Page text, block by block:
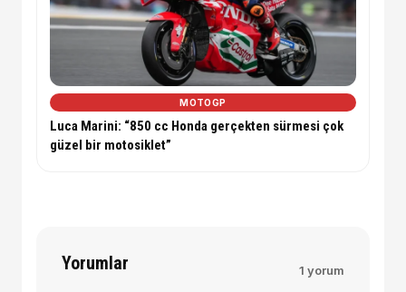
MOTOGP
Luca Marini: “850 cc Honda gerçekten sürmesi çok
güzel bir motosiklet”
Yorumlar 1 yorum